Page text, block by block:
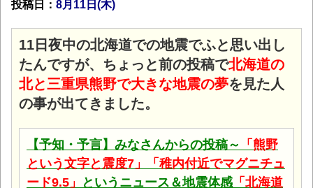
投稿日： 8月11日(木)
11日夜中の北海道での地震でふと思い出し
たんですが、ちょっと前の投稿で北海道の
北と三重県熊野で大きな地震の夢を見た人
の事が出てきました。
【予知・予言】みなさんからの投稿～
「熊野
という文字と震度7」「稚内付近でマグニチュ
ード9.5」
というニュース＆地震体感 「北海道